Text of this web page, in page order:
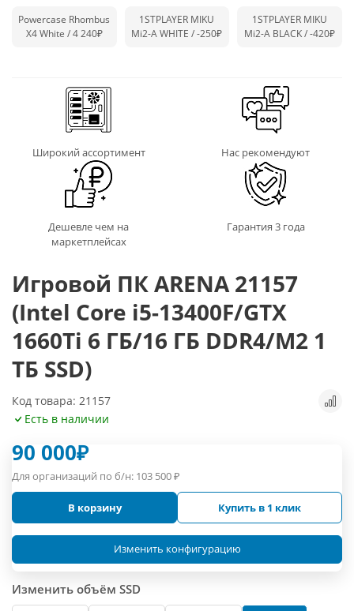
Powercase Rhombus
X4 White / 4 240₽
1STPLAYER MIKU
Mi2-A WHITE /-250₽
1STPLAYER MIKU
Mi2-A BLACK /-420₽
Широкий ассортимент Нас рекомендуют
Дешевле чем на
маркетплейсах
Гарантия 3 года
Игровой ПК ARENA 21157
(Intel Core i5-13400F/GTX
1660Ti 6 ГБ/16 ГБ DDR4/M2 1
ТБ SSD)
Код товара: 21157
Есть в наличии
90 000₽
Для организаций по б/н: 103 500₽
В корзину Купить в 1 клик
Изменить конфигурацию
Изменить объём SSD